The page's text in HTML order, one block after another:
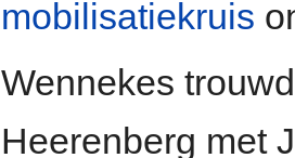
mobilisatiekruis
Wennekes
Heerenberg met